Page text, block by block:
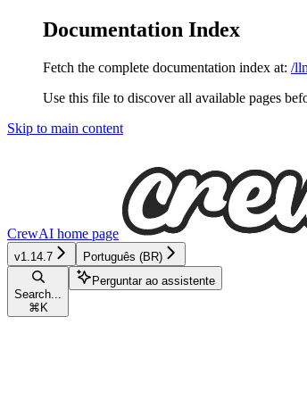
Documentation Index
Fetch the complete documentation index at: /
Use this file to discover all available pages
Skip to main content
CrewAI home page
v1.14.7 Português (BR)
Search...
⌘ K
Perguntar ao assistente